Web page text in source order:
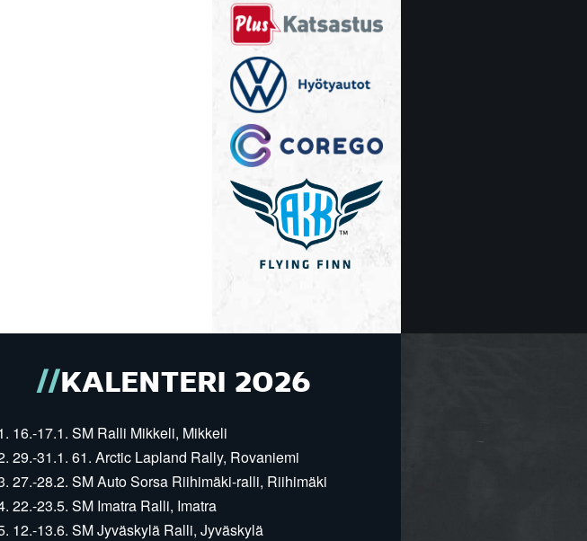
KALENTERI 2026
16.-17.1. SM Ralli Mikkeli, Mikkeli
29.-31.1. 61. Arctic Lapland Rally, Rovaniemi
27.-28.2. SM Auto Sorsa Riihimäki-ralli, Riihimäki
22.-23.5. SM Imatra Ralli, Imatra
12.-13.6. SM Jyväskylä Ralli, Jyväskylä